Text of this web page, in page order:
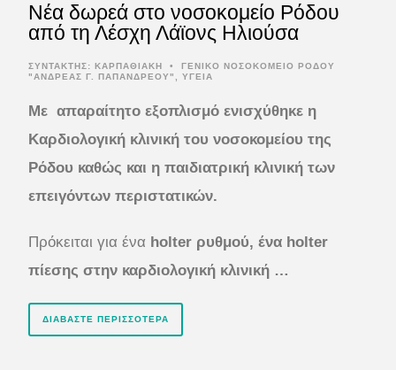
Νέα δωρεά στο νοσοκομείο Ρόδου
από τη Λέσχη Λάϊονς Ηλιούσα
ΣΥΝΤΆΚΤΗΣ: ΚΑΡΠΑΘΙΑΚΗ •
ΓΕΝΙΚΟ ΝΟΣΟΚΟΜΕΙΟ ΡΟΔΟΥ
"ΑΝΔΡΕΑΣ Γ. ΠΑΠΑΝΔΡΕΟΥ"
ΥΓΕΙΑ
Με απαραίτητο εξοπλισμό ενισχύθηκε η
Καρδιολογική κλινική του νοσοκομείου της
Ρόδου καθώς και η παιδιατρική κλινική των
επειγόντων περιστατικών.
Πρόκειται για ένα holter ρυθμού, ένα holter
πίεσης στην καρδιολογική κλινική …
ΔΙΑΒΆΣΤΕ ΠΕΡΙΣΣΌΤΕΡΑ